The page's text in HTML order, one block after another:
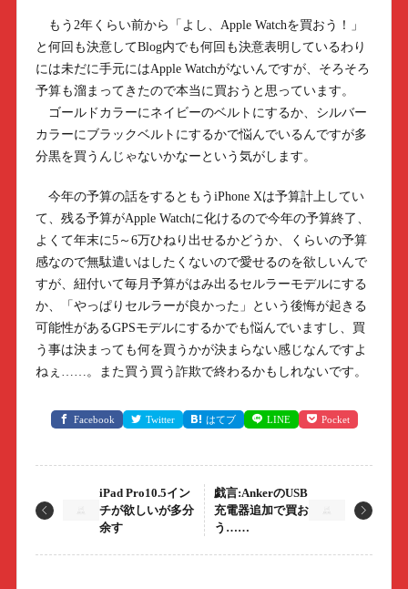
もう2年くらい前から「よし、Apple Watchを買おう！」
と何回も決意してBlog内でも何回も決意表明しているわり
には未だに手元にはApple Watchがないんですが、そろそろ
予算も溜まってきたので本当に買おうと思っています。
ゴールドカラーにネイビーのベルトにするか、シルバー
カラーにブラックベルトにするかで悩んでいるんですが多
分黒を買うんじゃないかなーという気がします。
今年の予算の話をするともうiPhone Xは予算計上してい
て、残る予算がApple Watchに化けるので今年の予算終了、
よくて年末に5～6万ひねり出せるかどうか、くらいの予算
感なので無駄遣いはしたくないので愛せるのを欲しいんで
すが、紐付いて毎月予算がはみ出るセルラーモデルにする
か、「やっぱりセルラーが良かった」という後悔が起きる
可能性があるGPSモデルにするかでも悩んでいますし、買
う事は決まっても何を買うかが決まらない感じなんですよ
ねぇ……。また買う買う詐欺で終わるかもしれないです。
Facebook Twitter はてブ LINE Pocket
iPad Pro10.5イン
チが欲しいが多分
余す
戯言:AnkerのUSB
充電器追加で買お
う……